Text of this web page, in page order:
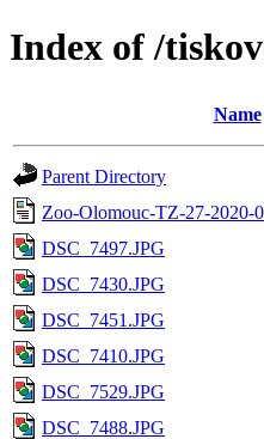
Index of /
Name
Parent Directory
Zoo-Olomouc-TZ-27-
DSC_7497.JPG
DSC_7430.JPG
DSC_7451.JPG
DSC_7410.JPG
DSC_7529.JPG
DSC_7488.JPG